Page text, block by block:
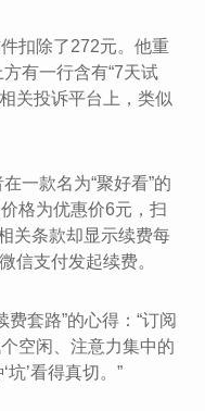
扣除了272元。他重
有一行含有“7天试
关投诉平台上，类似
一款名为“聚好看”的
格为优惠价6元，扫
关条款却显示续费每
信支付发起续费。
套路”的心得：“订阅
空闲、注意力集中的
’看得真切。”